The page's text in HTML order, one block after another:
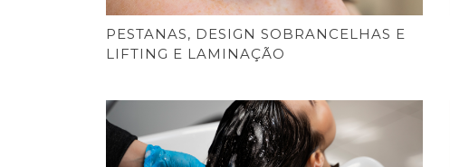
PESTANAS, DESIGN SOBRANCELHAS E
LIFTING E LAMINAÇÃO